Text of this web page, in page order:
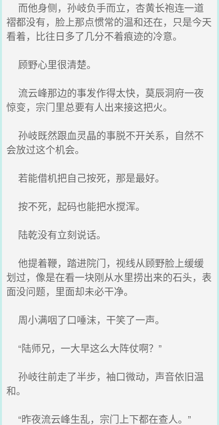
而他身侧，孙岐负手而立，杏黄长袍连一道
褶都没有，脸上那点惯常的温和还在，只是今天
看着，比往日多了几分不着痕迹的冷意。
顾野心里很清楚。
流云峰那边的事发作得太快，莫辰洞府一夜
惊变，宗门里总要有人出来接这把火。
孙岐既然跟血灵晶的事脱不开关系，自然不
会放过这个机会。
若能借机把自己按死，那是最好。
按不死，起码也能把水搅浑。
陆乾没有立刻说话。
他提着鞭，踏进院门，视线从顾野脸上缓缓
划过，像是在看一块刚从水里捞出来的石头，表
面没问题，里面却未必干净。
周小满咽了口唾沫，干笑了一声。
“陆师兄，一大早这么大阵仗啊？”
孙岐往前走了半步，袖口微动，声音依旧温
和。
“昨夜流云峰生乱，宗门上下都在查人。”